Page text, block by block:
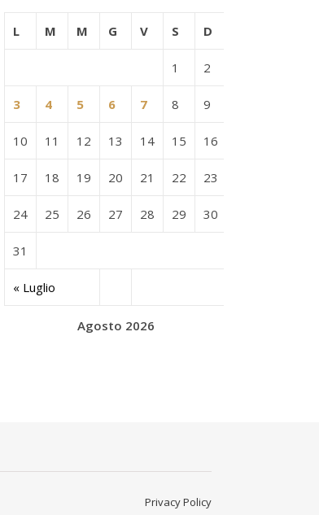
Agosto 2026
L M M G V S D
« Luglio
1 2
3 4 5 6 7 8 9
10 11 12 13 14 15 16
17 18 19 20 21 22 23
24 25 26 27 28 29 30
31
Privacy Policy